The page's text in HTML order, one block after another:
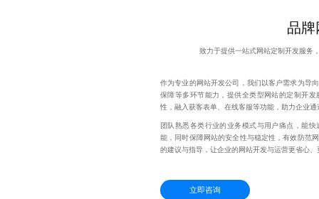
品牌
致力于提供一站式网站定制开发服务
作为专业的网站开发公司，我们以客户需求为导
保障等多环节能力，提供全类型网站的定制开
性，融入获客表单、在线客服等功能，助力企业
团队熟悉各类行业的业务模式与用户痛点，能
能，同时保障网站的安全性与稳定性，有效防范
的建议与指导，让企业的网站开发与运营更省心、
立即咨询